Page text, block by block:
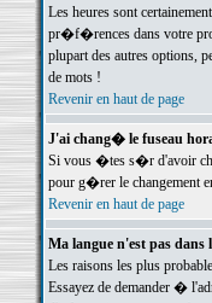
Les heures sont
pr�f�rences dans votre
plupart des autres options,
de mots !
Revenir en haut de page
J'ai chang� le fuseau
Si vous �tes s�r d'avoir
pour g�rer le changement
Revenir en haut de page
Ma langue n'est pas dans
Les raisons les plus
Essayez de demander �